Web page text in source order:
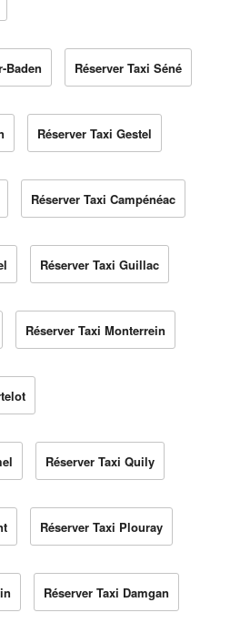
Baden Réserver Taxi Séné
Réserver Taxi Gestel
Réserver Taxi Campénéac
Réserver Taxi Guillac
Réserver Taxi Monterrein
Réserver Taxi Quily
Réserver Taxi Plouray
Réserver Taxi Damgan